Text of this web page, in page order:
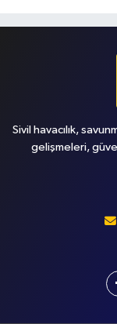
Sivil havacılık,
gelişmeleri,